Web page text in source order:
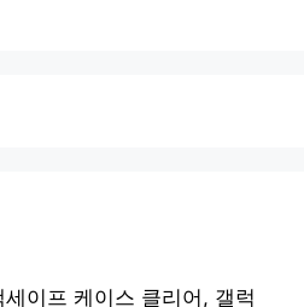
이프 케이스 클리어, 갤럭